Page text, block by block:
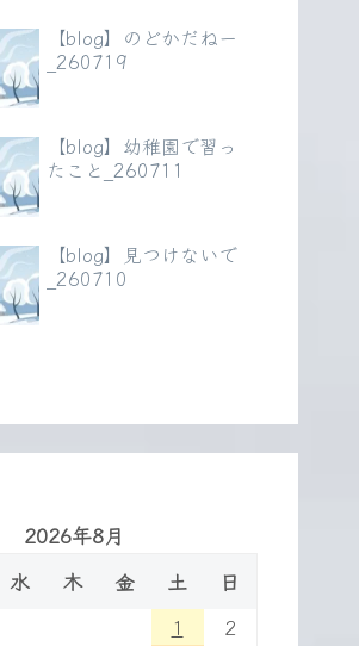
【blog】のどかだねー
_260719
【blog】幼稚園で習っ
たこと_260711
【blog】見つけないで
_260710
2026年8月
水 木 金 土
日
1
2